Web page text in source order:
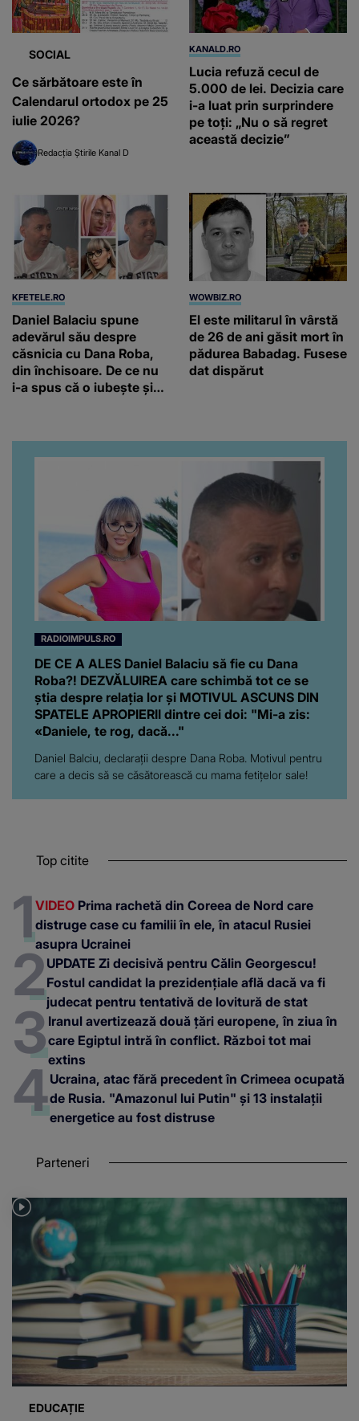
SOCIAL
Ce sărbătoare este în
Calendarul ortodox pe 25
iulie 2026?
Redacția Știrile Kanal D
KANALD.RO
Lucia refuză cecul de
5.000 de lei. Decizia care
i-a luat prin surprindere
pe toți: „Nu o să regret
această decizie”
KFETELE.RO
Daniel Balaciu spune
adevărul său despre
căsnicia cu Dana Roba,
din închisoare. De ce nu
i-a spus că o iubește și
“Am suflet mare. Eu am
ajutat-o.”
WOWBIZ.RO
El este militarul în vârstă
de 26 de ani găsit mort în
pădurea Babadag. Fusese
dat dispărut
RADIOIMPULS.RO
DE CE A ALES Daniel Balaciu să fie cu Dana
Roba?! DEZVĂLUIREA care schimbă tot ce se
știa despre relația lor și MOTIVUL ASCUNS DIN
SPATELE APROPIERII dintre cei doi: "Mi-a zis:
«Daniele, te rog, dacă..."
Daniel Balciu, declarații despre Dana Roba. Motivul pentru
care a decis să se căsătorească cu mama fetițelor sale!
Top citite
VIDEO Prima rachetă din Coreea de Nord care
distruge case cu familii în ele, în atacul Rusiei
asupra Ucrainei
UPDATE Zi decisivă pentru Călin Georgescu!
Fostul candidat la prezidențiale află dacă va fi
judecat pentru tentativă de lovitură de stat
Iranul avertizează două țări europene, în ziua în
care Egiptul intră în conflict. Război tot mai
extins
Ucraina, atac fără precedent în Crimeea ocupată
de Rusia. "Amazonul lui Putin" și 13 instalații
energetice au fost distruse
Parteneri
EDUCAȚIE